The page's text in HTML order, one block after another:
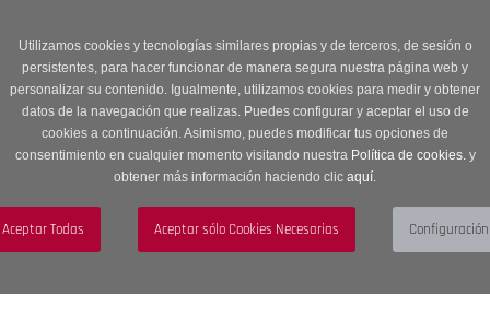
Utilizamos cookies y tecnologías similares propias y de terceros, de sesión o
persistentes, para hacer funcionar de manera segura nuestra página web y
personalizar su contenido. Igualmente, utilizamos cookies para medir y obtener
datos de la navegación que realizas. Puedes configurar y aceptar el uso de
cookies a continuación. Asimismo, puedes modificar tus opciones de
consentimiento en cualquier momento visitando nuestra Política de cookies.y
obtener más información haciendo clic aquí.
descuento en Sección OUTLET con código OUTLET20
navigation
Menú